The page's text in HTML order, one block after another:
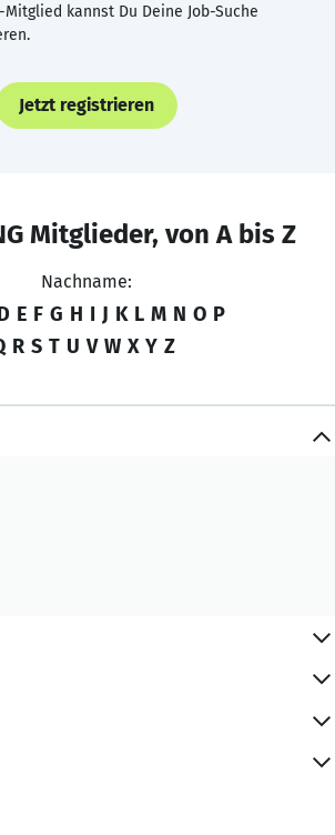
kannst Du Deine Job-Suche
Jetzt registrieren
Mitglieder, von A bis Z
Nachname:
E F G H I J K L M N O P
R S T U V W X Y Z